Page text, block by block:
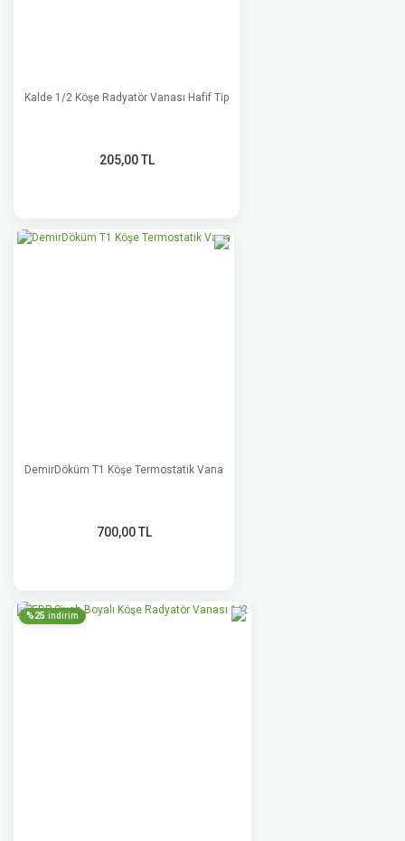
Kalde 1/2 Köşe Radyatör Vanası Hafif Tip
205,00 TL
DemirDöküm T1 Köşe Termostatik Vana
700,00 TL
%25 indirim